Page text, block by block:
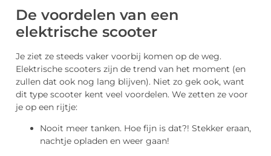
De voordelen van een
elektrische scooter
Je ziet ze steeds vaker voorbij komen op de weg.
Elektrische scooters zijn de trend van het moment (en
zullen dat ook nog lang blijven). Niet zo gek ook, want
dit type scooter kent veel voordelen. We zetten ze voor
je op een rijtje:
Nooit meer tanken. Hoe fijn is dat?! Stekker eraan,
nachtje opladen en weer gaan!